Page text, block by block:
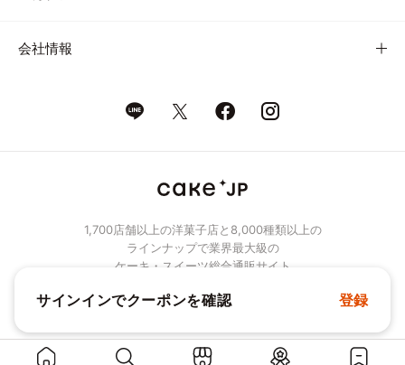
会社情報
1,700店舗以上の洋菓子店と8,000種類以上の
ラインナップで業界最大級の
ケーキ・スイーツ総合通販サイト
© Cake.jp Co., Ltd.
サインインでクーポンを確認 登録